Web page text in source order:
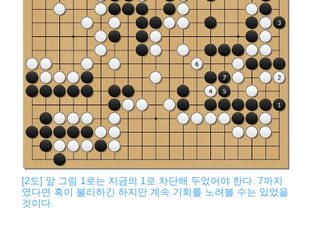
[2도] 앞 그림 1로는 지금의 1로 차단해 두었어야 한다. 7까지
였다면 흑이 불리하긴 하지만 계속 기회를 노려볼 수는 있었을
것이다.